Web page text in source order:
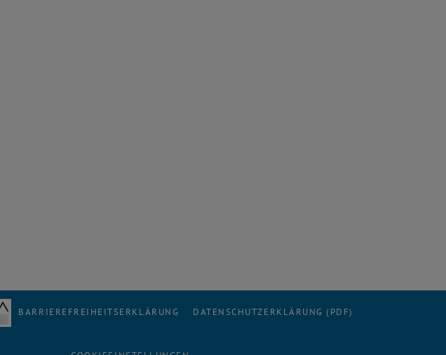
BARRIEREFREIHEITSERKLÄRUNG DATENSCHUTZERKLÄRUNG (PDF)